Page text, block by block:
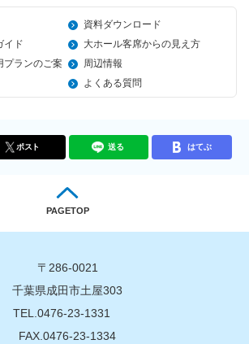
資料ダウンロード
イド
大ホール客席からの見え方
プランのご案
周辺情報
よくある質問
ポスト 送る はてぶ
PAGETOP
〒286-0021
千葉県成田市土屋303
TEL.0476-23-1331
FAX.0476-23-1334